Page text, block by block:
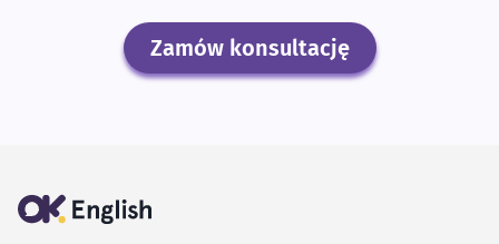
Zamów konsultację